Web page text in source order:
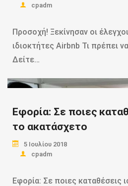
cpadm
Προσοχή! Ξεκίνησαν οι
ιδιοκτήτες Airbnb Τι πρέπει
Δείτε…
Εφορία: Σε ποιες
το ακατάσχετο
5 Ιουλίου 2018
cpadm
Εφορία: Σε ποιες καταθέσεις